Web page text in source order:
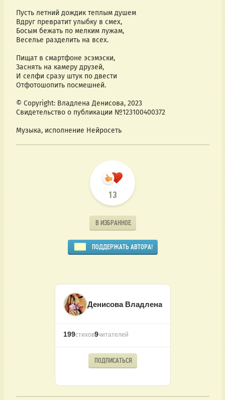
Пусть летний дождик теплым душем
Вдруг превратит улыбку в смех,
Босым бежать по мелким лужам,
Веселье разделить на всех.
Пищат в смартфоне эсэмэски,
Заснять на камеру друзей,
И селфи сразу штук по двести
Отфотошопить посмешней.
© Copyright: Владлена Денисова, 2023
Свидетельство о публикации №123100400372
Музыка, исполнение Нейросеть
13
В ИЗБРАННОЕ
ПОДДЕРЖАТЬ АВТОРА!
Денисова Владлена
199стихов9читателей
ПОДПИСАТЬСЯ